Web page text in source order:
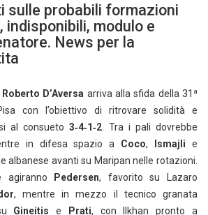
sulle probabili formazioni
indisponibili, modulo e
News per la
Roberto D’Aversa arriva alla sfida della 31ª
con l’obiettivo di ritrovare solidità e
al consueto 3‑4‑1‑2 . Tra i pali dovrebbe
in difesa spazio a Coco, Ismajli e
albanese avanti su Maripan nelle rotazioni.
agiranno
Pedersen, favorito su Lazaro
, mentre in mezzo il tecnico granata
Gineitis e Prati, con Ilkhan pronto a